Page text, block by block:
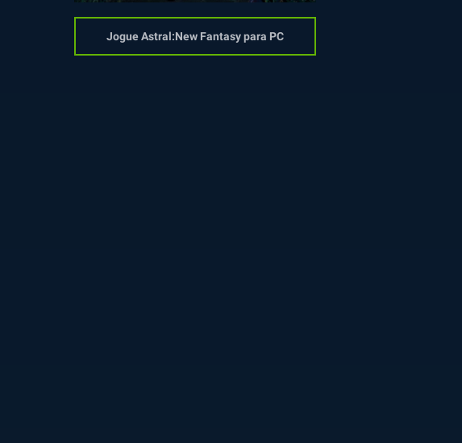
Jogue Astral:New Fantasy para PC